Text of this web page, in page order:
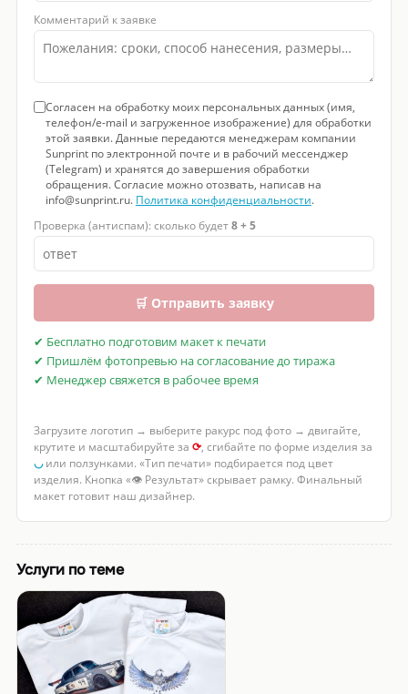
Комментарий к заявке
Согласен на обработку моих персональных данных (имя,
телефон/e-mail и загруженное изображение) для обработки
этой заявки. Данные передаются менеджерам компании
Sunprint по электронной почте и в рабочий мессенджер
(Telegram) и хранятся до завершения обработки
обращения. Согласие можно отозвать, написав на
info@sunprint.ru. Политика конфиденциальности.
Проверка (антиспам): сколько будет8 + 5
🛒 Отправить заявку
✔ Бесплатно подготовим макет к печати
✔ Пришлём фотопревью на согласование до тиража
✔ Менеджер свяжется в рабочее время
Загрузите логотип → выберите ракурс под фото → двигайте,
крутите и масштабируйте за ⟳, сгибайте по форме изделия за
◡или ползунками. «Тип печати» подбирается под цвет
изделия. Кнопка «👁 Результат» скрывает рамку. Финальный
макет готовит наш дизайнер.
Услуги по теме